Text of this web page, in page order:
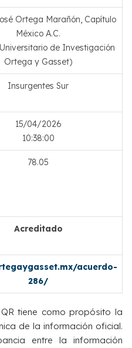
Ortega Marañón, Capítulo
México A.C.
de Investigación
Ortega y Gasset)
Insurgentes Sur
15/04/2026
10:38:00
78.05
Acreditado
acuerdo-
286/
tiene como propósito la
de la información oficial.
entre la información